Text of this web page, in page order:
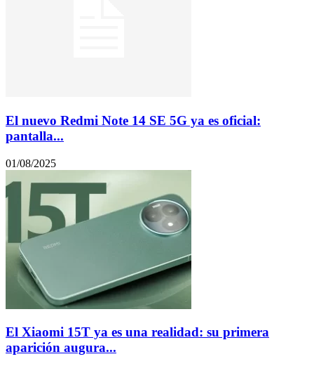
El nuevo Redmi Note 14 SE 5G ya es oficial:
pantalla...
01/08/2025
El Xiaomi 15T ya es una realidad: su primera
aparición augura...